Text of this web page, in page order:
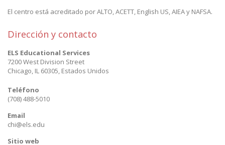
El centro está acreditado por ALTO, ACETT, English US, AIEA y NAFSA.
Dirección y contacto
ELS Educational Services
7200 West Division Street
Chicago, IL 60305, Estados Unidos
Teléfono
(708) 488-5010
Email
chi@els.edu
Sitio web